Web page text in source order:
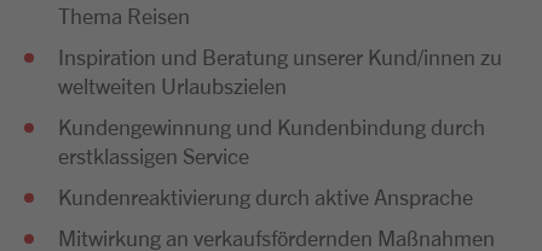
Thema Reisen
Inspiration und Beratung unserer Kund/innen zu
weltweiten Urlaubszielen
Kundengewinnung und Kundenbindung durch
erstklassigen Service
Kundenreaktivierung durch aktive Ansprache
Mitwirkung an verkaufsfördernden Maßnahmen